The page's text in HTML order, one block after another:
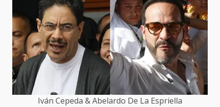
Iván Cepeda & Abelardo De La Espriella